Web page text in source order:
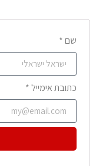
שם *
כתובת אימייל *